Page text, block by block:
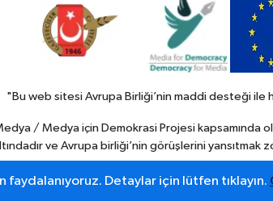
"Bu web sitesi Avrupa Birliği’nin maddi desteği ile
/ Medya için Demokrasi Projesi kapsamında
ve Avrupa birliği’nin görüşlerini yansıtmak
Detaylar için lütfen tıklayın.